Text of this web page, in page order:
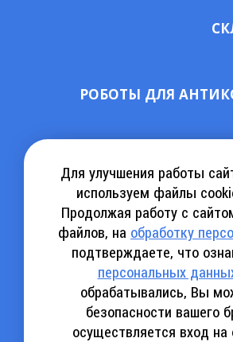
РОБОТЫ ДЛЯ
СКАЧАТЬ КАТАЛОГ
СКАЧАТЬ КАТАЛОГ
Политика
Для улучшения работы
используем файлы
Продолжая работу с
файлов, на обработку
подтверждаете, что
персональных
обрабатывались, Вы
безопасности вашего
осуществляется вход